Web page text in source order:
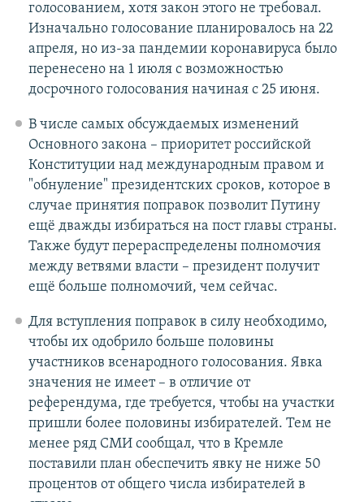
голосованием, хотя закон этого не требовал.
Изначально голосование планировалось на 22
апреля, но из-за пандемии коронавируса было
перенесено на 1 июля с возможностью
досрочного голосования начиная с 25 июня.
В числе самых обсуждаемых изменений
Основного закона – приоритет российской
Конституции над международным правом и
"обнуление" президентских сроков, которое в
случае принятия поправок позволит Путину
ещё дважды избираться на пост главы страны.
Также будут перераспределены полномочия
между ветвями власти – президент получит
ещё больше полномочий, чем сейчас.
Для вступления поправок в силу необходимо,
чтобы их одобрило больше половины
участников всенародного голосования. Явка
значения не имеет – в отличие от
референдума, где требуется, чтобы на участки
пришли более половины избирателей. Тем не
менее ряд СМИ сообщал, что в Кремле
поставили план обеспечить явку не ниже 50
процентов от общего числа избирателей в